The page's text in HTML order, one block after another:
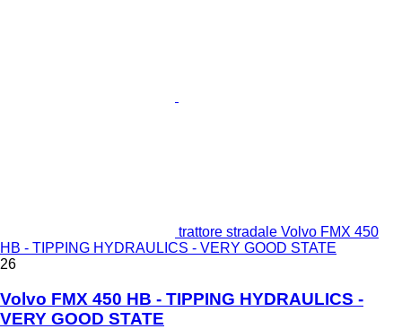
trattore stradale Volvo FMX 450
HB - TIPPING HYDRAULICS - VERY GOOD STATE
26
Volvo FMX 450 HB - TIPPING HYDRAULICS -
VERY GOOD STATE